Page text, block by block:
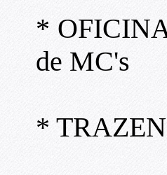
*
de MC's
*